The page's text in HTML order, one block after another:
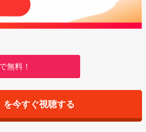
無料！
を今すぐ視聴する